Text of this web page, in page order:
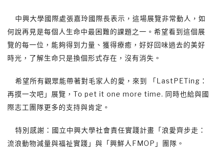
中興大學國際處張嘉玲國際長表示，這場展覽非常動人，如
何說再見是每個人生命中最困難的課題之一。希望看到這個展
覽的每一位，能夠得到力量、獲得療癒，好好回味過去的美好
時光，了解生命只是換個形式存在，沒有消失。
希望所有觀眾能帶著對毛家人的愛，來到 「LastPETing：
再摸一次吧」展覽，To pet it one more time. 同時也給與國
際志工團隊更多的支持與肯定。
特別感謝：國立中興大學社會責任實踐計畫「浪愛齊步走：
流浪動物減量與福祉實踐」與「興鮮人FMOP」團隊。